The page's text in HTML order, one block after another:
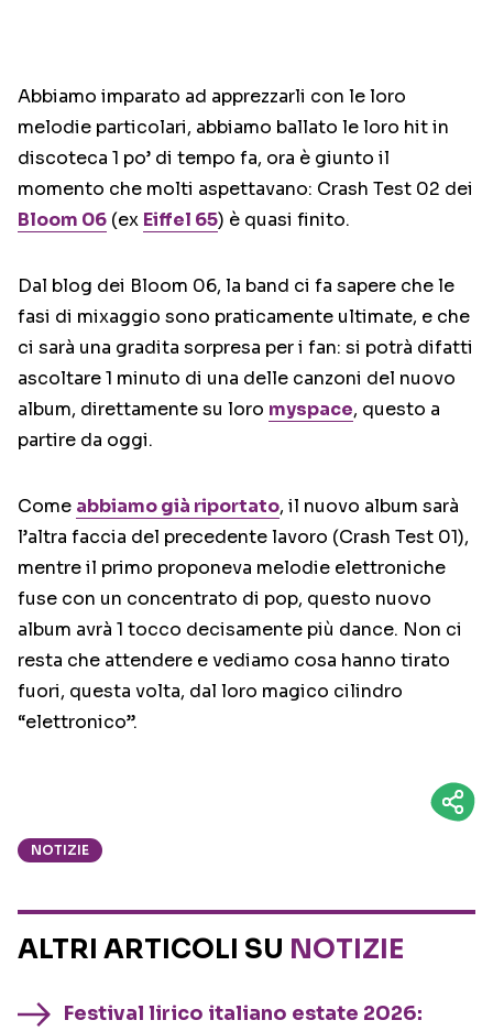
Abbiamo imparato ad apprezzarli con le loro
melodie particolari, abbiamo ballato le loro hit in
discoteca 1 po’ di tempo fa, ora è giunto il
momento che molti aspettavano: Crash Test 02 dei
Bloom 06 (ex Eiffel 65) è quasi finito.
Dal blog dei Bloom 06, la band ci fa sapere che le
fasi di mixaggio sono praticamente ultimate, e che
ci sarà una gradita sorpresa per i fan: si potrà difatti
ascoltare 1 minuto di una delle canzoni del nuovo
album, direttamente su loro myspace, questo a
partire da oggi.
Come abbiamo già riportato, il nuovo album sarà
l’altra faccia del precedente lavoro (Crash Test 01),
mentre il primo proponeva melodie elettroniche
fuse con un concentrato di pop, questo nuovo
album avrà 1 tocco decisamente più dance. Non ci
resta che attendere e vediamo cosa hanno tirato
fuori, questa volta, dal loro magico cilindro
“elettronico”.
NOTIZIE
ALTRI ARTICOLI SU NOTIZIE
Festival lirico italiano estate 2026: